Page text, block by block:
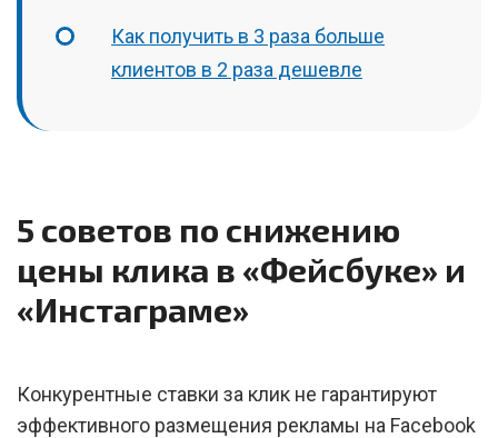
Как получить в 3 раза больше
клиентов в 2 раза дешевле
5 советов по снижению
цены клика в «Фейсбуке» и
«Инстаграме»
Конкурентные ставки за клик не гарантируют
эффективного размещения рекламы на Facebook